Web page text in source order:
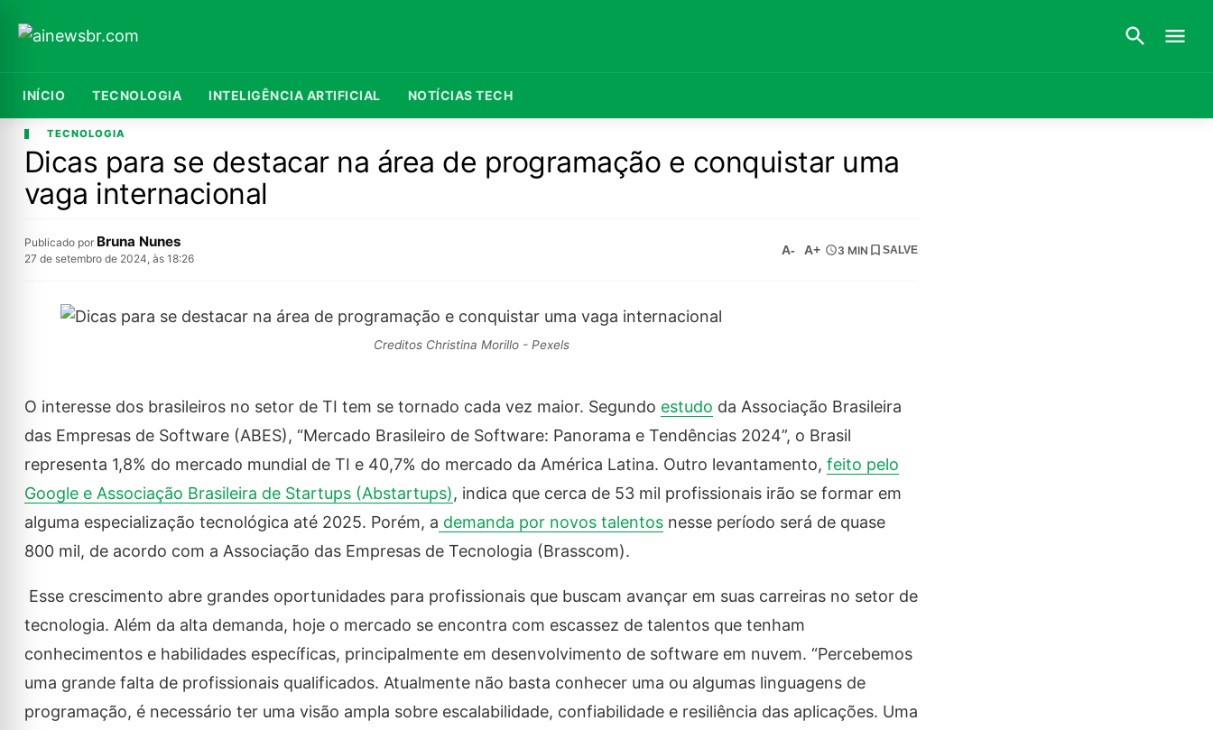
INÍCIO TECNOLOGIA INTELIGÊNCIA ARTIFICIAL NOTÍCIAS TECH
TECNOLOGIA
Dicas para se destacar na área de programação e conquistar uma
vaga internacional
Publicado por Bruna Nunes
27 de setembro de 2024, às 18:26
A- A+ 3 MIN SALVE
Creditos Christina Morillo - Pexels
O interesse dos brasileiros no setor de TI tem se tornado cada vez maior. Segundo estudo da Associação Brasileira
das Empresas de Software (ABES), “Mercado Brasileiro de Software: Panorama e Tendências 2024”, o Brasil
representa 1,8% do mercado mundial de TI e 40,7% do mercado da América Latina. Outro levantamento, feito pelo
Google e Associação Brasileira de Startups (Abstartups), indica que cerca de 53 mil profissionais irão se formar em
alguma especialização tecnológica até 2025. Porém, a demanda por novos talentosnesse período será de quase
800 mil, de acordo com a Associação das Empresas de Tecnologia (Brasscom).
Esse crescimento abre grandes oportunidades para profissionais que buscam avançar em suas carreiras no setor de
tecnologia. Além da alta demanda, hoje o mercado se encontra com escassez de talentos que tenham
conhecimentos e habilidades específicas, principalmente em desenvolvimento de software em nuvem. “Percebemos
uma grande falta de profissionais qualificados. Atualmente não basta conhecer uma ou algumas linguagens de
programação, é necessário ter uma visão ampla sobre escalabilidade, confiabilidade e resiliência das aplicações. Uma